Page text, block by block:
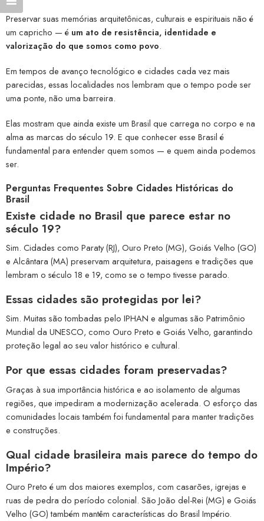
Preservar suas memórias arquitetônicas, culturais e espirituais não é
um capricho — é um ato de resistência, identidade e
valorização do que somos como povo.
Em tempos de avanço tecnológico e cidades cada vez mais
parecidas, essas localidades nos lembram que o tempo pode ser
uma ponte, não uma barreira.
Elas mostram que ainda existe um Brasil que carrega no corpo e na
alma as marcas do século 19. E que conhecer esse Brasil é
fundamental para entender quem somos — e quem ainda podemos
ser.
Perguntas Frequentes Sobre Cidades Históricas do
Brasil
Existe cidade no Brasil que parece estar no
século 19?
Sim. Cidades como Paraty (RJ), Ouro Preto (MG), Goiás Velho (GO)
e Alcântara (MA) preservam arquitetura, paisagens e tradições que
lembram o século 18 e 19, como se o tempo tivesse parado.
Essas cidades são protegidas por lei?
Sim. Muitas são tombadas pelo IPHAN e algumas são Patrimônio
Mundial da UNESCO, como Ouro Preto e Goiás Velho, garantindo
proteção legal ao seu valor histórico e cultural.
Por que essas cidades foram preservadas?
Graças à sua importância histórica e ao isolamento de algumas
regiões, que impediram a modernização acelerada. O esforço das
comunidades locais também foi fundamental para manter tradições
e construções.
Qual cidade brasileira mais parece do tempo do
Império?
Ouro Preto é um dos maiores exemplos, com casarões, igrejas e
ruas de pedra do período colonial. São João del-Rei (MG) e Goiás
Velho (GO) também mantêm características do Brasil Império.